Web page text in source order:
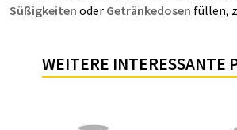
Süßigkeiten oder Getränkedosen füllen,
WEITERE INTERESSANTE